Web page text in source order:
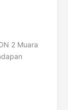
2 Muara